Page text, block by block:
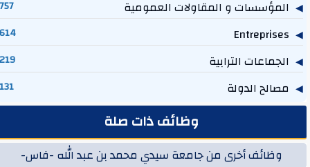
المؤسسات و المقاولات العمومية 757
Entreprises
614
الجماعات الترابية 219
مصالح الدولة 131
وظائف ذات صلة
وظائف أخرى من جامعة سيدي محمد بن عبد الله -فاس-